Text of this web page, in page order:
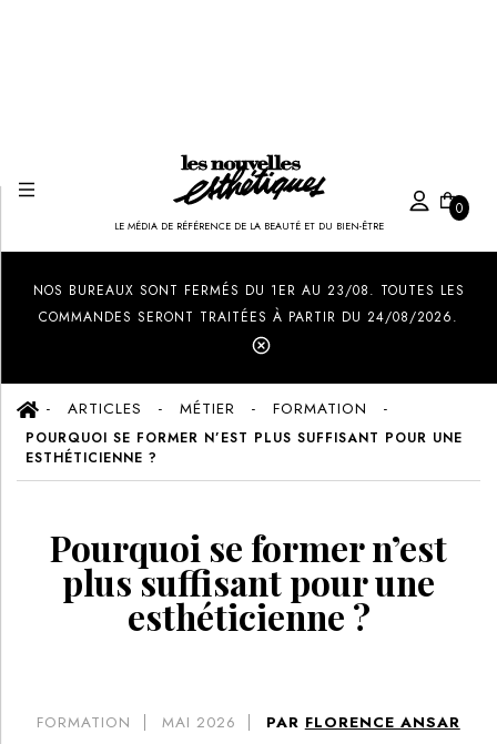
LE MÉDIA DE RÉFÉRENCE DE LA BEAUTÉ ET DU BIEN-ÊTRE
0
NOS BUREAUX SONT FERMÉS DU 1ER AU 23/08. TOUTES LES
COMMANDES SERONT TRAITÉES À PARTIR DU 24/08/2026.
ARTICLES MÉTIER FORMATION
POURQUOI SE FORMER N’EST PLUS SUFFISANT POUR UNE
ESTHÉTICIENNE ?
Pourquoi se former n’est
plus suffisant pour une
esthéticienne ?
FORMATION MAI 2026 PAR FLORENCE ANSAR